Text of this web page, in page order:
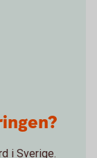
i Sverige.